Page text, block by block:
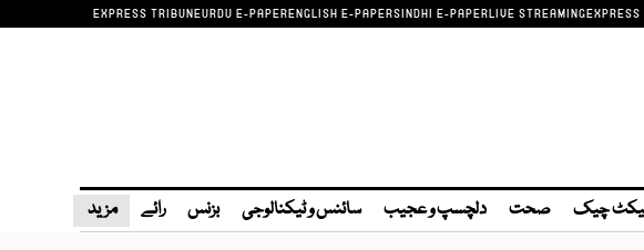
EXPRESS TRIBUNEURDU E-PAPERENGLISH E-PAPERSINDHI E-PAPERLIVE STREAMING
چیک صحت دلچسپ و عجیب سائنس و ٹیکنالوجی بزنس رائے مزید